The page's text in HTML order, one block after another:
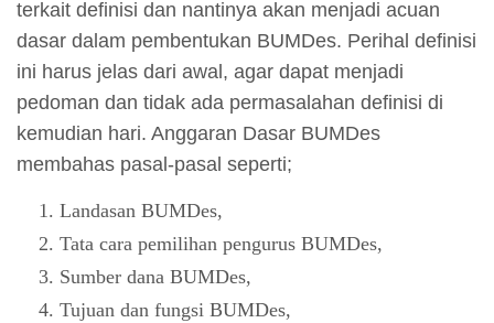
terkait definisi dan nantinya akan menjadi acuan
dasar dalam pembentukan BUMDes. Perihal definisi
ini harus jelas dari awal, agar dapat menjadi
pedoman dan tidak ada permasalahan definisi di
kemudian hari. Anggaran Dasar BUMDes
membahas pasal-pasal seperti;
Landasan BUMDes,
Tata cara pemilihan pengurus BUMDes,
Sumber dana BUMDes,
Tujuan dan fungsi BUMDes,